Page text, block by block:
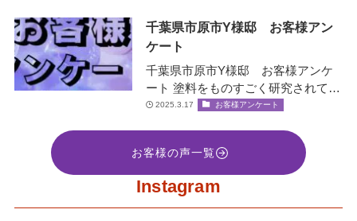
千葉県市原市Y様邸 お客様アン
ケート
千葉県市原市Y様邸 お客様アンケ
ート 塗料をものすごく研究されてい
て、お客様の大事な家を守ると言う
2025.3.17 お客様アンケート
お客様の声一覧
Instagram